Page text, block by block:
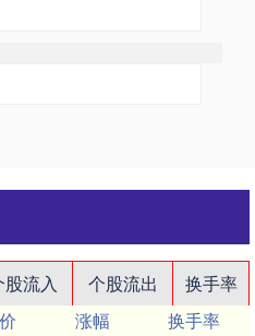
股流入 个股流出
换手率
涨幅
换手率